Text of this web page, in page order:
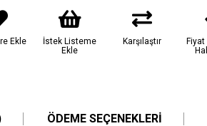
Ekle
İstek Listeme
Ekle
Karşılaştır
ÖDEME SEÇENEKLERI